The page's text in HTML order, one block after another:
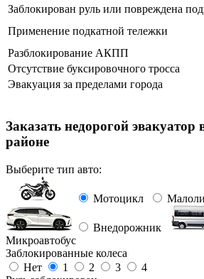
Заблокирован руль или повреждена
Применение подкатной тележки
Разблокирование АКПП
Отсутствие буксировочного тросса
Эвакуация за пределами города
Заказать недорогой
районе
Выберите тип авто:
Мотоцикл
Внедорожник
Микроавтобус
Заблокированные колеса
Нет
1 2 3
4